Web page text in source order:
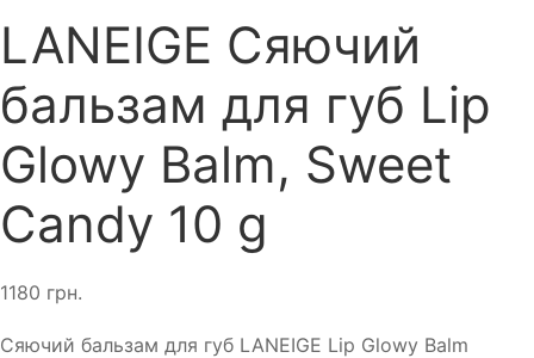
LANEIGE Сяючий
бальзам для губ Lip
Glowy Balm, Sweet
Candy 10 g
1180 грн.
Сяючий бальзам для губ LANEIGE Lip Glowy Balm